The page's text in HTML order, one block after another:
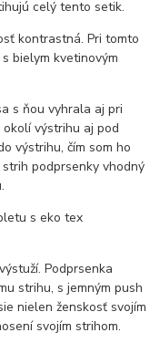
celý tento setik.
kontrastná. Pri tomto
bielym kvetinovým
s ňou vyhrala aj pri
výstrihu aj pod
výstrihu, čím som ho
podprsenky vhodný
s eko tex
Podprsenka
strihu, s jemným push
nielen ženskosť svojím
svojím strihom.